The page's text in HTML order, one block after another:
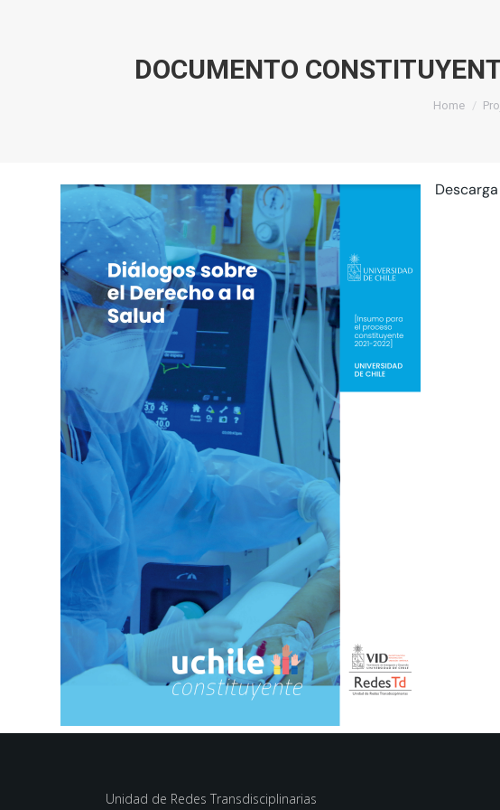
DOCUMENTO
You are
Home
Unidad de Redes Transdisciplinarias